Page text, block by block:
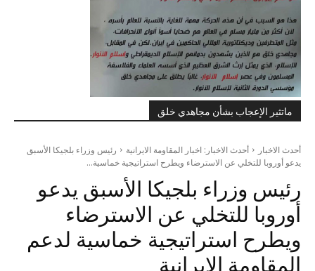
ماتثير الإعجاب بشأن مجاهدي خلق
أحدث الاخبار أحدث الاخبار: اخبار المقاومة الايرانية
رئيس وزراء بلجيكا الأسبق
يدعو أوروبا للتخلي عن الاسترضاء ويطرح استراتيجية خماسية...
رئيس وزراء بلجيكا الأسبق يدعو
أوروبا للتخلي عن الاسترضاء
ويطرح استراتيجية خماسية لدعم
المقاومة الإيرانية